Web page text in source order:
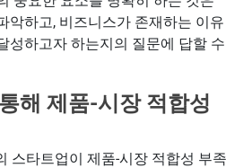
악하고, 비즈니스가 존재하는 이유
성하고자 하는지의 질문에 답할 수
해 제품-시장 적합성
스타트업이 제품-시장 적합성 부족